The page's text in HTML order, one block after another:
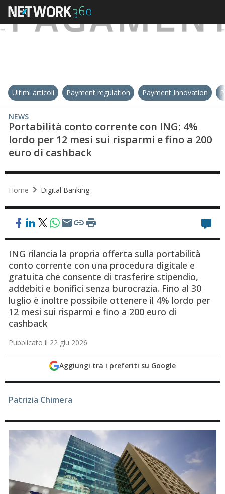
Ultimi articoli Payment regulation Payment Innovation
NEWS
Portabilità conto corrente con ING: 4%
lordo per 12 mesi sui risparmi e fino a 200
euro di cashback
Home Digital Banking
ING rilancia la propria offerta sulla portabilità
conto corrente con una procedura digitale e
gratuita che consente di trasferire stipendio,
addebiti e bonifici senza burocrazia. Fino al 30
luglio è inoltre possibile ottenere il 4% lordo per
12 mesi sui risparmi e fino a 200 euro di
cashback
Pubblicato il 22 giu 2026
Aggiungi tra i preferiti su Google
Patrizia Chimera